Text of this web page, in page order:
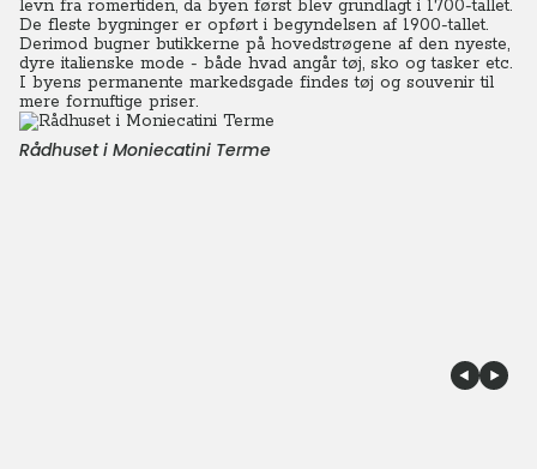
levn fra romertiden, da byen først blev grundlagt i 1700-tallet.
De fleste bygninger er opført i begyndelsen af 1900-tallet.
Derimod bugner butikkerne på hovedstrøgene af den nyeste,
dyre italienske mode - både hvad angår tøj, sko og tasker etc.
I byens permanente markedsgade findes tøj og souvenir til
mere fornuftige priser.
Rådhuset i Moniecatini Terme